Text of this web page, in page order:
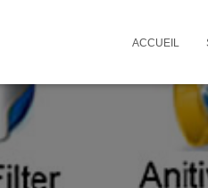
ACCUEIL